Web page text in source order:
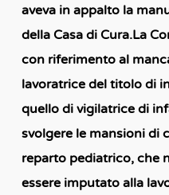
aveva in appalto la
della Casa di Cura.La
con riferimento al
lavoratrice del titolo di
quello di vigilatrice di
svolgere le mansioni di
reparto pediatrico, che
essere imputato alla